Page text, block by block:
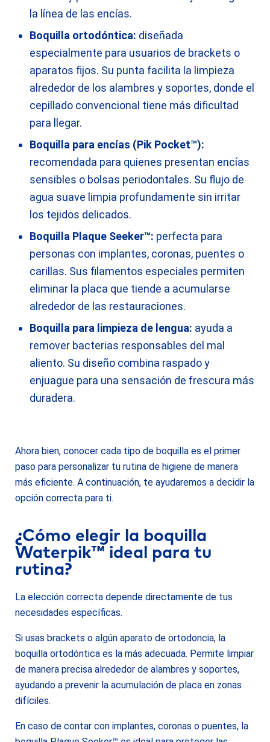
la línea de las encías.
Boquilla ortodóntica: diseñada
especialmente para usuarios de brackets o
aparatos fijos. Su punta facilita la limpieza
alrededor de los alambres y soportes, donde el
cepillado convencional tiene más dificultad
para llegar.
Boquilla para encías (Pik Pocket™):
recomendada para quienes presentan encías
sensibles o bolsas periodontales. Su flujo de
agua suave limpia profundamente sin irritar
los tejidos delicados.
Boquilla Plaque Seeker™: perfecta para
personas con implantes, coronas, puentes o
carillas. Sus filamentos especiales permiten
eliminar la placa que tiende a acumularse
alrededor de las restauraciones.
Boquilla para limpieza de lengua: ayuda a
remover bacterias responsables del mal
aliento. Su diseño combina raspado y
enjuague para una sensación de frescura más
duradera.
Ahora bien, conocer cada tipo de boquilla es el primer
paso para personalizar tu rutina de higiene de manera
más eficiente. A continuación, te ayudaremos a decidir la
opción correcta para ti.
¿Cómo elegir la boquilla
Waterpik™ ideal para tu
rutina?
La elección correcta depende directamente de tus
necesidades específicas.
Si usas brackets o algún aparato de ortodoncia, la
boquilla ortodóntica es la más adecuada. Permite limpiar
de manera precisa alrededor de alambres y soportes,
ayudando a prevenir la acumulación de placa en zonas
difíciles.
En caso de contar con implantes, coronas o puentes, la